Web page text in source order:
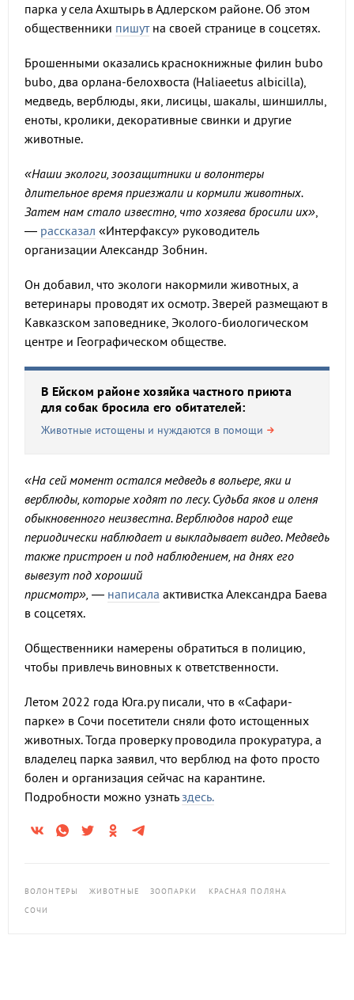
парка у села Ахштырь в Адлерском районе. Об этом
общественники пишутна своей странице в соцсетях.
Брошенными оказались краснокнижные филин bubo
bubo, два орлана-белохвоста (Haliaeetus albicilla),
медведь, верблюды, яки, лисицы, шакалы, шиншиллы,
еноты, кролики, декоративные свинки и другие
животные.
«Наши экологи, зоозащитники и волонтеры
длительное время приезжали и кормили животных.
Затем нам стало известно, что хозяева бросили их»,
— рассказал «Интерфаксу» руководитель
организации Александр Зобнин.
Он добавил, что экологи накормили животных, а
ветеринары проводят их осмотр. Зверей размещают в
Кавказском заповеднике, Эколого-биологическом
центре и Географическом обществе.
В Ейском районе хозяйка частного приюта
для собак бросила его обитателей:
Животные истощены и нуждаются в помощи
«На сей момент остался медведь в вольере, яки и
верблюды, которые ходят по лесу. Судьба яков и оленя
обыкновенного неизвестна. Верблюдов народ еще
периодически наблюдает и выкладывает видео. Медведь
также пристроен и под наблюдением, на днях его
вывезут под хороший
присмотр», — написала активистка Александра Баева
в соцсетях.
Общественники намерены обратиться в полицию,
чтобы привлечь виновных к ответственности.
Летом 2022 года Юга.ру писали, что в «‎Сафари-
парке» в Сочи посетители сняли фото истощенных
животных. Тогда проверку проводила прокуратура, а
владелец парка заявил, что верблюд на фото просто
болен и организация сейчас на карантине.
Подробности можно узнатьздесь.
ВОЛОНТЕРЫ ЖИВОТНЫЕ ЗООПАРКИ
КРАСНАЯ ПОЛЯНА
СОЧИ